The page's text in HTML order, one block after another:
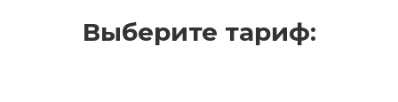
Выберите тариф: